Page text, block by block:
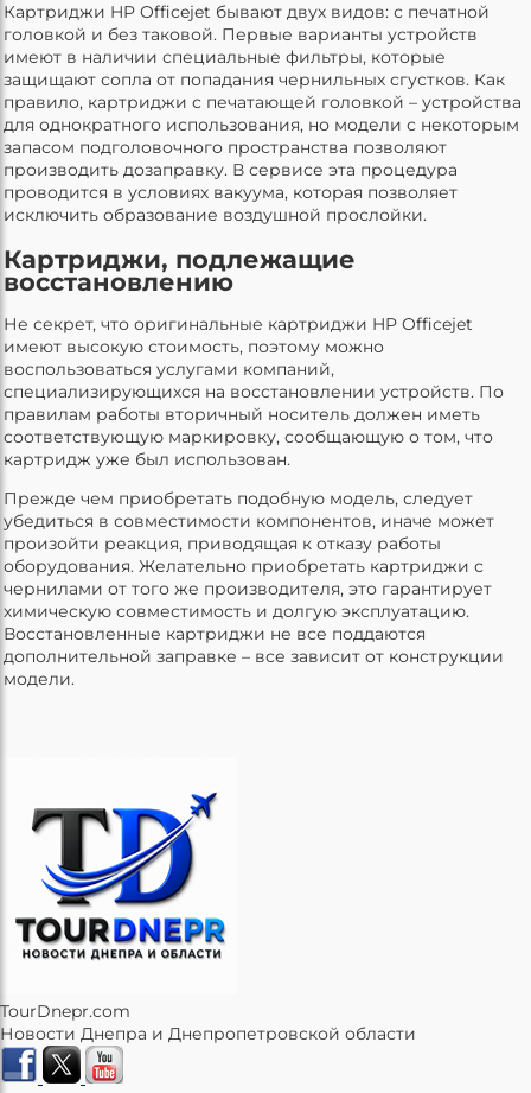
Картриджи HP Officejet бывают двух видов: с печатной
головкой и без таковой. Первые варианты устройств
имеют в наличии специальные фильтры, которые
защищают сопла от попадания чернильных сгустков. Как
правило, картриджи с печатающей головкой – устройства
для однократного использования, но модели с некоторым
запасом подголовочного пространства позволяют
производить дозаправку. В сервисе эта процедура
проводится в условиях вакуума, которая позволяет
исключить образование воздушной прослойки.
Картриджи, подлежащие
восстановлению
Не секрет, что оригинальные картриджи HP Officejet
имеют высокую стоимость, поэтому можно
воспользоваться услугами компаний,
специализирующихся на восстановлении устройств. По
правилам работы вторичный носитель должен иметь
соответствующую маркировку, сообщающую о том, что
картридж уже был использован.
Прежде чем приобретать подобную модель, следует
убедиться в совместимости компонентов, иначе может
произойти реакция, приводящая к отказу работы
оборудования. Желательно приобретать картриджи с
чернилами от того же производителя, это гарантирует
химическую совместимость и долгую эксплуатацию.
Восстановленные картриджи не все поддаются
дополнительной заправке – все зависит от конструкции
модели.
TourDnepr.com
Новости Днепра и Днепропетровской области